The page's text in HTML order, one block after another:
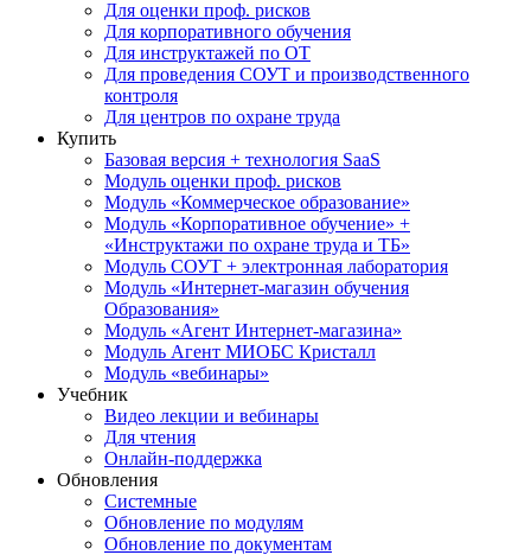
Для оценки проф. рисков
Для корпоративного обучения
Для инструктажей по ОТ
Для проведения СОУТ и производственного
контроля
Для центров по охране труда
Купить
Базовая версия + технология SaaS
Модуль оценки проф. рисков
Модуль «Коммерческое образование»
Модуль «Корпоративное обучение» +
«Инструктажи по охране труда и ТБ»
Модуль СОУТ + электронная лаборатория
Модуль «Интернет-магазин обучения
Образования»
Модуль «Агент Интернет-магазина»
Модуль Агент МИОБС Кристалл
Модуль «вебинары»
Учебник
Видео лекции и вебинары
Для чтения
Онлайн-поддержка
Обновления
Системные
Обновление по модулям
Обновление по документам